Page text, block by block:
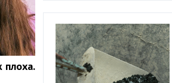
плоха.